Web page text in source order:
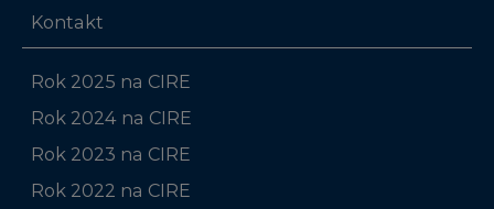
Kontakt
Rok 2025 na CIRE
Rok 2024 na CIRE
Rok 2023 na CIRE
Rok 2022 na CIRE